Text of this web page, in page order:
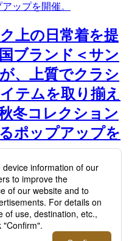
ップを開催。
上の日常着を提
ブランド＜サン
、上質でクラシ
テムを取り揃え
冬コレクション
ポップアップを
コットンOne‑Buttonショー